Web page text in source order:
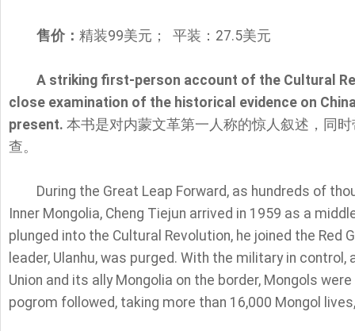
售价：精装99美元； 平装：27.5美元
A striking first-person account of the Cultural
close examination of the historical evidence on
present. 本书是对内蒙文革第一人称的惊人叙述，同
查。
During the Great Leap Forward, as hundreds of
Inner Mongolia, Cheng Tiejun arrived in 1959 as a
plunged into the Cultural Revolution, he joined the Red
leader, Ulanhu, was purged. With the military in
Union and its ally Mongolia on the border, Mongols
pogrom followed, taking more than 16,000 Mongol